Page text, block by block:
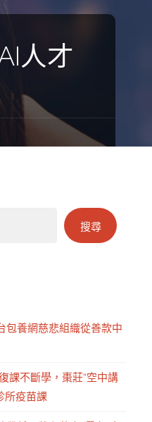
人才
搜尋
包養網慈悲組織從善款中
課不斷學，棗莊“空中講
所疫苗課